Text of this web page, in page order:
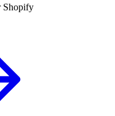
Shopify